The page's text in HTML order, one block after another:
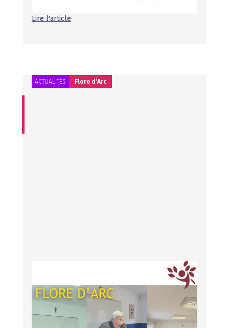
Lire l'article
ACTUALITÉS Flore d’Arc
16Janvier2026
Moments de partage
intergénérationnel à Flore d’Arc :
rires, souvenirs et complicité